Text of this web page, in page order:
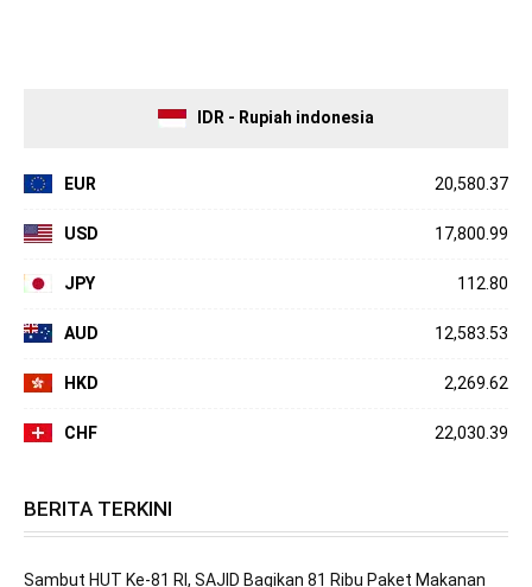
IDR - Rupiah indonesia
EUR 20,580.37
USD 17,800.99
JPY 112.80
AUD 12,583.53
HKD 2,269.62
CHF 22,030.39
BERITA TERKINI
Sambut HUT Ke-81 RI, SAJID Bagikan 81 Ribu Paket Makanan